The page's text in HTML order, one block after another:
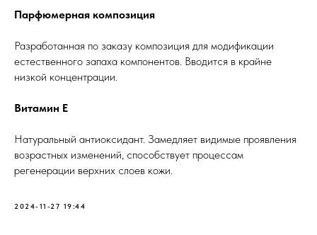
Парфюмерная композиция
Разработанная по заказу композиция для модификации
естественного запаха компонентов. Вводится в крайне
низкой концентрации.
Витамин Е
Натуральный антиоксидант. Замедляет видимые проявления
возрастных изменений, способствует процессам
регенерации верхних слоев кожи.
2024-11-27 19:44